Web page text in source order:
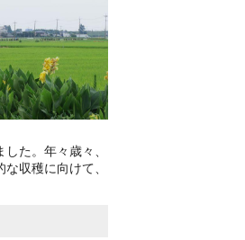
た。年々歳々、
収穫に向けて、